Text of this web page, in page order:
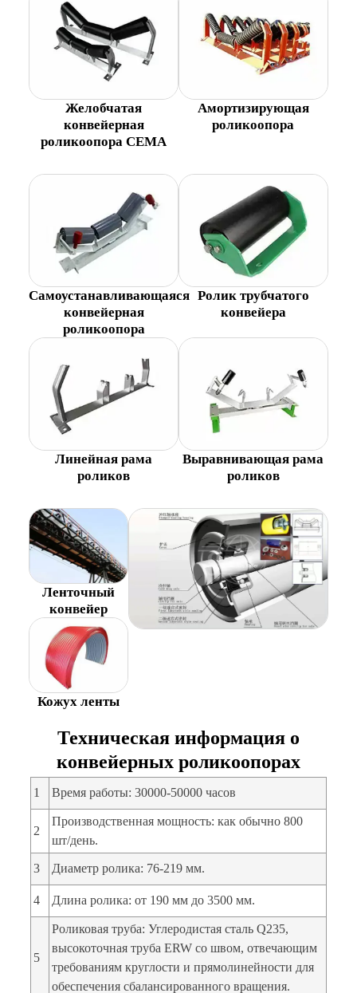
Желобчатая
конвейерная
роликоопора CEMA
Амортизирующая
роликоопора
Самоустанавливающаяся
конвейерная
роликоопора
Ролик трубчатого
конвейера
Линейная рама
роликов
Выравнивающая рама
роликов
Ленточный
конвейер
Кожух ленты
Техническая информация о
конвейерных роликоопорах
1 Время работы: 30000-50000 часов
2
Производственная мощность: как обычно 800
шт/день.
3 Диаметр ролика: 76-219 мм.
4 Длина ролика: от 190 мм до 3500 мм.
5
Роликовая труба: Углеродистая сталь Q235,
высокоточная труба ERW со швом, отвечающим
требованиям круглости и прямолинейности для
обеспечения сбалансированного вращения.